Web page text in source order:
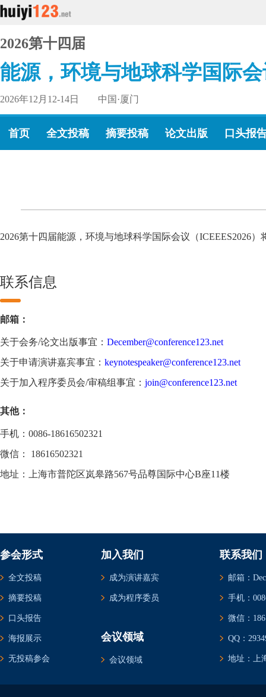
2026第十四届
能源，环境与地球科学国际
2026年12月12-14日 中国·厦门
首页 全文投稿 摘要投稿 论文出版 口头报
2026第十四届能源，环境与地球科学国际会议（ICEEES2026
联系信息
邮箱：
关于会务/论文出版事宜： December@conference123.net
关于申请演讲嘉宾事宜： keynotespeaker@conference123.net
关于加入程序委员会/审稿组事宜： join@conference123.net
其他：
手机：0086-18616502321
微信： 18616502321
地址：上海市普陀区岚皋路567号品尊国际中心B座11楼
参会形式
全文投稿
摘要投稿
口头报告
海报展示
无投稿参会
加入我们
成为演讲嘉宾
成为程序委员
会议领域
会议领域
联系我们
邮箱：
手机：
微信：
QQ：
地址：上